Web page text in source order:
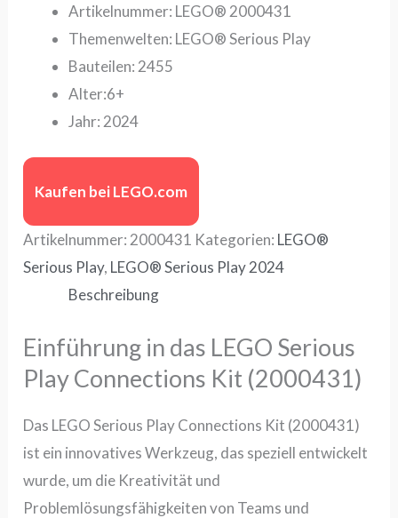
Artikelnummer: LEGO® 2000431
Themenwelten: LEGO® Serious Play
Bauteilen: 2455
Alter:6+
Jahr: 2024
Kaufen bei LEGO.com
Artikelnummer:2000431 Kategorien: LEGO®
Serious Play, LEGO® Serious Play 2024
Beschreibung
Einführung in das LEGO Serious
Play Connections Kit (2000431)
Das LEGO Serious Play Connections Kit (2000431)
ist ein innovatives Werkzeug, das speziell entwickelt
wurde, um die Kreativität und
Problemlösungsfähigkeiten von Teams und